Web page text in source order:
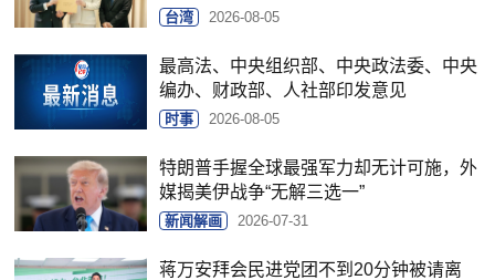
台湾 2026-08-05
最高法、中央组织部、中央政法委、中央
编办、财政部、人社部印发意见
时事 2026-08-05
特朗普手握全球最强军力却无计可施，外
媒揭美伊战争“无解三选一”
新闻解画 2026-07-31
蒋万安拜会民进党团不到20分钟被请离